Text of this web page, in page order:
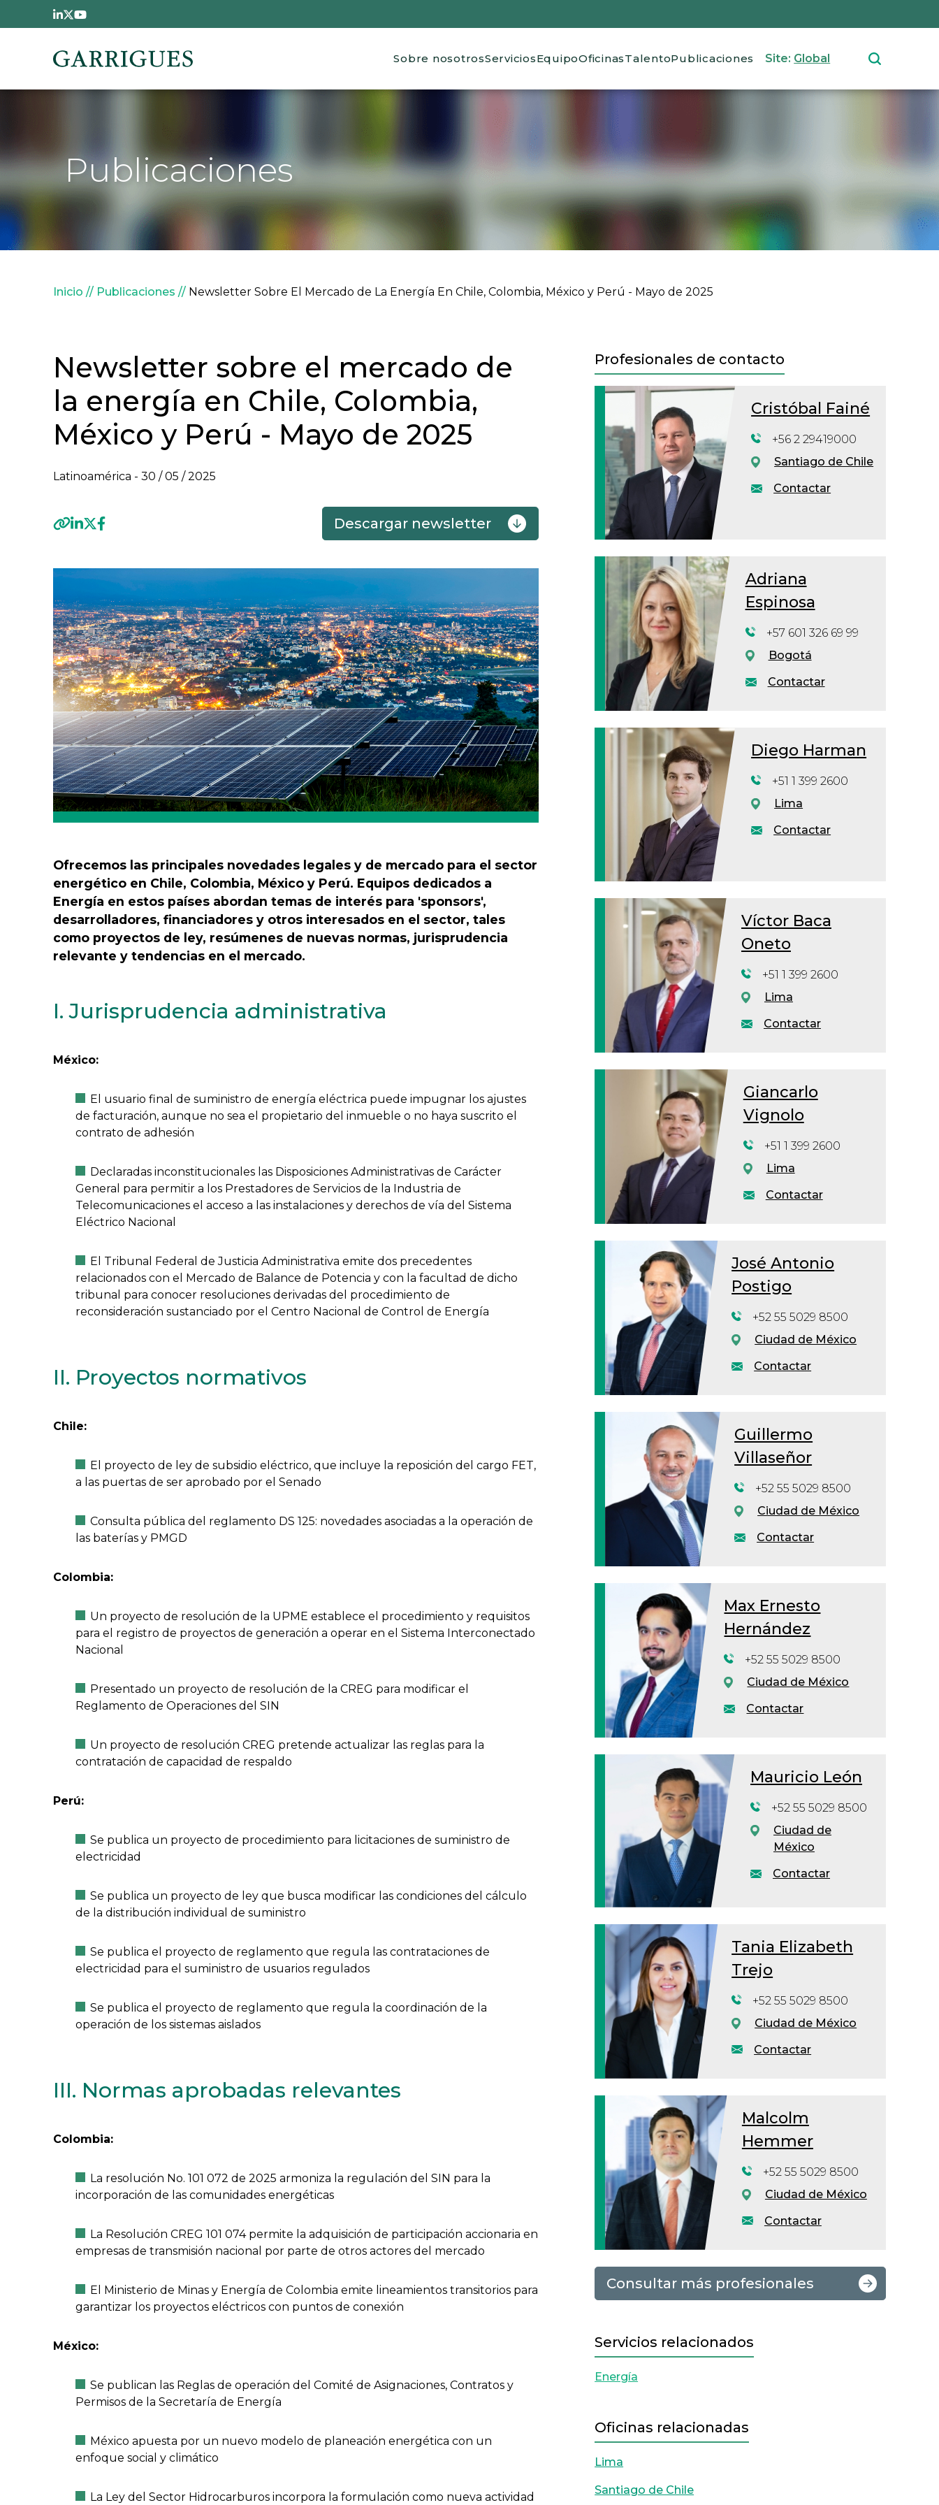
Pasar al contenido principal
Main navigation
Sobre nosotrosServiciosEquipoOficinasTalentoPublicaciones Site: Global
Publicaciones
Sobrescribir enlaces de ayuda a la navegación
Inicio Publicaciones Newsletter Sobre El Mercado de La Energía En Chile, Colombia, México y Perú - Mayo de 2025
Newsletter sobre el mercado de
la energía en Chile, Colombia,
México y Perú - Mayo de 2025
Latinoamérica - 30 / 05 / 2025
Descargar newsletter
Ofrecemos las principales novedades legales y de mercado para el sector
energético en Chile, Colombia, México y Perú. Equipos dedicados a
Energía en estos países abordan temas de interés para 'sponsors',
desarrolladores, financiadores y otros interesados en el sector, tales
como proyectos de ley, resúmenes de nuevas normas, jurisprudencia
relevante y tendencias en el mercado.
I. Jurisprudencia administrativa
México:
El usuario final de suministro de energía eléctrica puede impugnar los ajustes
de facturación, aunque no sea el propietario del inmueble o no haya suscrito el
contrato de adhesión
Declaradas inconstitucionales las Disposiciones Administrativas de Carácter
General para permitir a los Prestadores de Servicios de la Industria de
Telecomunicaciones el acceso a las instalaciones y derechos de vía del Sistema
Eléctrico Nacional
El Tribunal Federal de Justicia Administrativa emite dos precedentes
relacionados con el Mercado de Balance de Potencia y con la facultad de dicho
tribunal para conocer resoluciones derivadas del procedimiento de
reconsideración sustanciado por el Centro Nacional de Control de Energía
II. Proyectos normativos
Chile:
El proyecto de ley de subsidio eléctrico, que incluye la reposición del cargo FET,
a las puertas de ser aprobado por el Senado
Consulta pública del reglamento DS 125: novedades asociadas a la operación de
las baterías y PMGD
Colombia:
Un proyecto de resolución de la UPME establece el procedimiento y requisitos
para el registro de proyectos de generación a operar en el Sistema Interconectado
Nacional
Presentado un proyecto de resolución de la CREG para modificar el
Reglamento de Operaciones del SIN
Un proyecto de resolución CREG pretende actualizar las reglas para la
contratación de capacidad de respaldo
Perú:
Se publica un proyecto de procedimiento para licitaciones de suministro de
electricidad
Se publica un proyecto de ley que busca modificar las condiciones del cálculo
de la distribución individual de suministro
Se publica el proyecto de reglamento que regula las contrataciones de
electricidad para el suministro de usuarios regulados
Se publica el proyecto de reglamento que regula la coordinación de la
operación de los sistemas aislados
III. Normas aprobadas relevantes
Colombia:
La resolución No. 101 072 de 2025 armoniza la regulación del SIN para la
incorporación de las comunidades energéticas
La Resolución CREG 101 074 permite la adquisición de participación accionaria en
empresas de transmisión nacional por parte de otros actores del mercado
El Ministerio de Minas y Energía de Colombia emite lineamientos transitorios para
garantizar los proyectos eléctricos con puntos de conexión
México:
Se publican las Reglas de operación del Comité de Asignaciones, Contratos y
Permisos de la Secretaría de Energía
México apuesta por un nuevo modelo de planeación energética con un
enfoque social y climático
La Ley del Sector Hidrocarburos incorpora la formulación como nueva actividad
Profesionales de contacto
Cristóbal Fainé
Contactar
+56 2 29419000
Santiago de Chile
Adriana
Espinosa
Contactar
+57 601 326 69 99
Bogotá
Diego Harman
Contactar
+51 1 399 2600
Lima
Víctor Baca
Oneto
Contactar
+51 1 399 2600
Lima
Giancarlo
Vignolo
Contactar
+51 1 399 2600
Lima
José Antonio
Postigo
Contactar
+52 55 5029 8500
Ciudad de México
Guillermo
Villaseñor
Contactar
+52 55 5029 8500
Ciudad de México
Max Ernesto
Hernández
Contactar
+52 55 5029 8500
Ciudad de México
Mauricio León
Contactar
+52 55 5029 8500
Ciudad de
México
Tania Elizabeth
Trejo
Contactar
+52 55 5029 8500
Ciudad de México
Malcolm
Hemmer
Contactar
+52 55 5029 8500
Ciudad de México
Consultar más profesionales
Servicios relacionados
Energía
Oficinas relacionadas
Lima
Santiago de Chile